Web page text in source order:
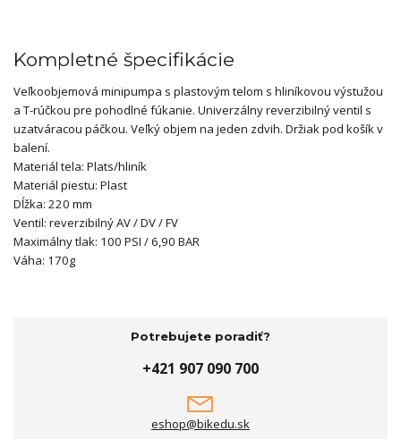
Kompletné špecifikácie
Veľkoobjemová minipumpa s plastovým telom s hliníkovou výstužou
a T-rúčkou pre pohodlné fúkanie. Univerzálny reverzibilný ventil s
uzatváracou páčkou. Veľký objem na jeden zdvih. Držiak pod košík v
balení.
Materiál tela: Plats/hliník
Materiál piestu: Plast
Dĺžka: 220 mm
Ventil: reverzibilný AV / DV / FV
Maximálny tlak: 100 PSI / 6,90 BAR
Váha: 170g
Potrebujete poradiť?
+421 907 090 700
eshop@bikedu.sk